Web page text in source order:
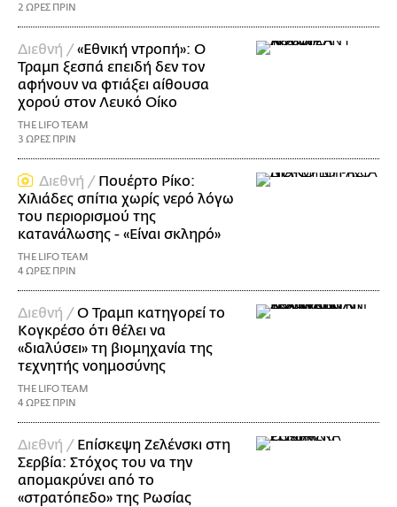
2 ΩΡΕΣ ΠΡΙΝ
Διεθνή /«Εθνική ντροπή»: Ο
Τραμπ ξεσπά επειδή δεν τον
αφήνουν να φτιάξει αίθουσα
χορού στον Λευκό Οίκο
THE LIFO TEAM
3 ΩΡΕΣ ΠΡΙΝ
Διεθνή / Πουέρτο Ρίκο:
Χιλιάδες σπίτια χωρίς νερό λόγω
του περιορισμού της
κατανάλωσης - «Είναι σκληρό»
THE LIFO TEAM
4 ΩΡΕΣ ΠΡΙΝ
Διεθνή /Ο Τραμπ κατηγορεί το
Κογκρέσο ότι θέλει να
«διαλύσει» τη βιομηχανία της
τεχνητής νοημοσύνης
THE LIFO TEAM
4 ΩΡΕΣ ΠΡΙΝ
Διεθνή / Επίσκεψη Ζελένσκι στη
Σερβία: Στόχος του να την
απομακρύνει από το
«στρατόπεδο» της Ρωσίας